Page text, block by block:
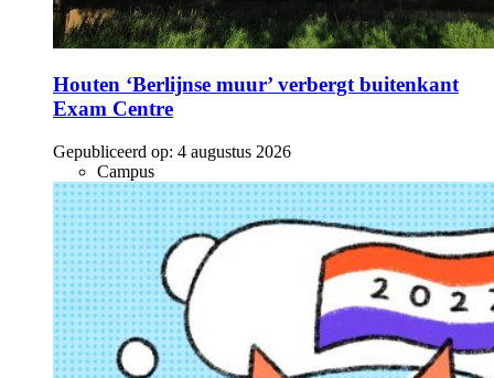
Houten ‘Berlijnse muur’ verbergt buitenkant
Exam Centre
Gepubliceerd op: 4 augustus 2026
Campus